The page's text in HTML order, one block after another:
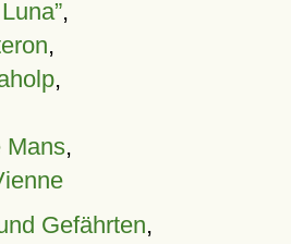
,
,
,
Mans,
Gefährten,